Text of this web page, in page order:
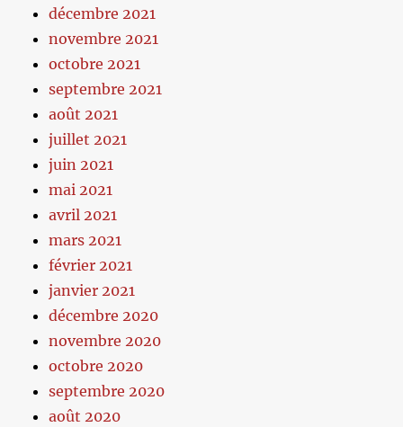
décembre 2021
novembre 2021
octobre 2021
septembre 2021
août 2021
juillet 2021
juin 2021
mai 2021
avril 2021
mars 2021
février 2021
janvier 2021
décembre 2020
novembre 2020
octobre 2020
septembre 2020
août 2020